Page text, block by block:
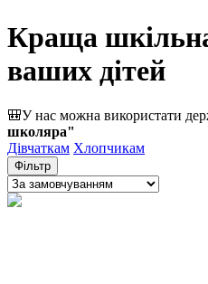
Краща
ваших дітей
🎒У нас можна використати
школяра"
Дівчаткам Хлопчикам
Фільтр